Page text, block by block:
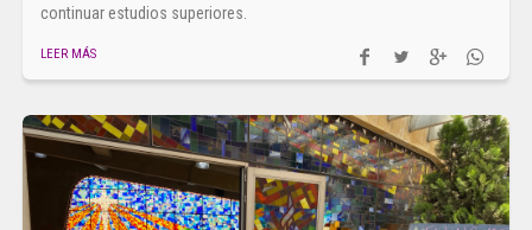
continuar estudios superiores.
LEER MÁS